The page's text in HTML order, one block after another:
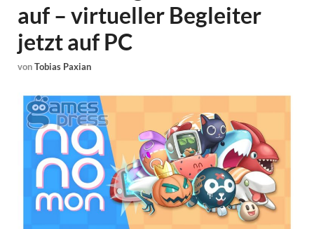
auf – virtueller Begleiter
jetzt auf PC
vonTobias Paxian